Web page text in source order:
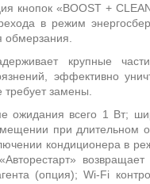
кнопок «BOOST +
в режим
обмерзания.
крупные
эффективно
замены.
ожидания всего 1 Вт;
при длительном
кондиционера в
(опция);Wi-Fi